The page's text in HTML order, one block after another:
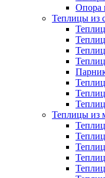
Опора
Теплицы из
Теплицы из